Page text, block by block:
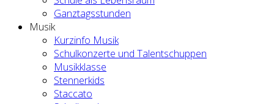
Ganztagsstunden
Musik
Kurzinfo Musik
Schulkonzerte und Talentschuppen
Musikklasse
Stennerkids
Staccato